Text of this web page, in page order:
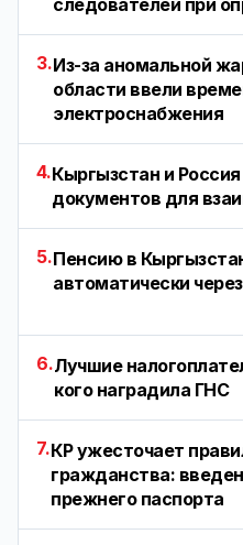
следователей при
3.Из-за аномальной
области ввели
электроснабжения
4.Кыргызстан и
документов для
5.Пенсию в
автоматически
6.Лучшие
кого наградила ГНС
7.КР ужесточает
гражданства:
прежнего паспорта